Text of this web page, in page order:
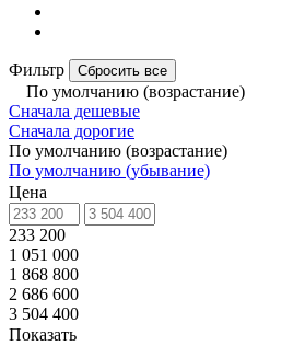
Фильтр Сбросить все
По умолчанию (возрастание)
Сначала дешевые
Сначала дорогие
По умолчанию (возрастание)
По умолчанию (убывание)
Цена
233 200
1 051 000
1 868 800
2 686 600
3 504 400
Показать